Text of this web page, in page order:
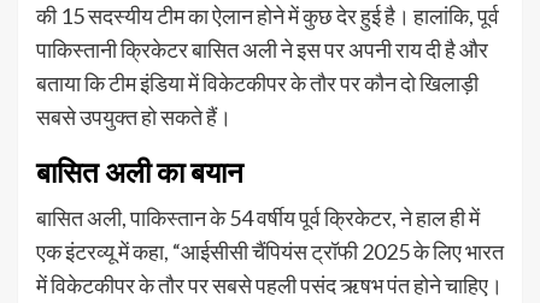
की 15 सदस्यीय टीम का ऐलान होने में कुछ देर हुई है। हालांकि, पूर्व
पाकिस्तानी क्रिकेटर बासित अली ने इस पर अपनी राय दी है और
बताया कि टीम इंडिया में विकेटकीपर के तौर पर कौन दो खिलाड़ी
सबसे उपयुक्त हो सकते हैं।
बासित अली का बयान
बासित अली, पाकिस्तान के 54 वर्षीय पूर्व क्रिकेटर, ने हाल ही में
एक इंटरव्यू में कहा, “आईसीसी चैंपियंस ट्रॉफी 2025 के लिए भारत
में विकेटकीपर के तौर पर सबसे पहली पसंद ऋषभ पंत होने चाहिए।